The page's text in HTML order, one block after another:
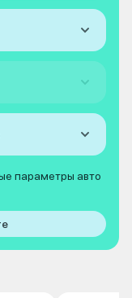
параметры авто